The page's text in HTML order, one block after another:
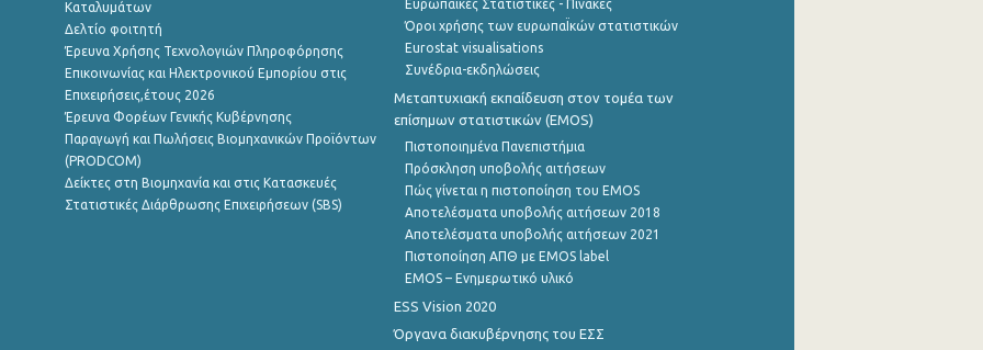
Καταλυμάτων
Δελτίο φοιτητή
Έρευνα Χρήσης Τεχνολογιών Πληροφόρησης
Επικοινωνίας και Ηλεκτρονικού Εμπορίου στις
Επιχειρήσεις,έτους 2026
Έρευνα Φορέων Γενικής Κυβέρνησης
Παραγωγή και Πωλήσεις Βιομηχανικών Προϊόντων
(PRODCOM)
Δείκτες στη Βιομηχανία και στις Κατασκευές
Στατιστικές Διάρθρωσης Επιχειρήσεων (SBS)
Ευρωπαϊκές Στατιστικές - Πίνακες
Όροι χρήσης των ευρωπαΪκών στατιστικών
Eurostat visualisations
Συνέδρια-εκδηλώσεις
Μεταπτυχιακή εκπαίδευση στον τομέα των
επίσημων στατιστικών (EMOS)
Πιστοποιημένα Πανεπιστήμια
Πρόσκληση υποβολής αιτήσεων
Πώς γίνεται η πιστοποίηση του EMOS
Αποτελέσματα υποβολής αιτήσεων 2018
Αποτελέσματα υποβολής αιτήσεων 2021
Πιστοποίηση ΑΠΘ με EMOS label
EMOS – Ενημερωτικό υλικό
ESS Vision 2020
Όργανα διακυβέρνησης του ΕΣΣ